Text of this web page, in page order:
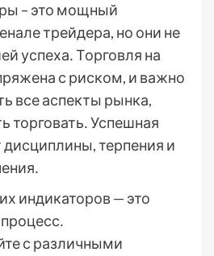
– это мощный
трейдера, но они не
успеха․ Торговля на
с риском, и важно
все аспекты рынка,
торговать․ Успешная
дисциплины, терпения и
индикаторов — это
с различными